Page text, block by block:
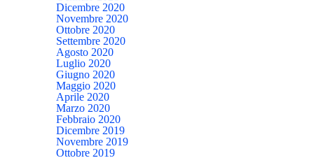
Dicembre 2020
Novembre 2020
Ottobre 2020
Settembre 2020
Agosto 2020
Luglio 2020
Giugno 2020
Maggio 2020
Aprile 2020
Marzo 2020
Febbraio 2020
Dicembre 2019
Novembre 2019
Ottobre 2019